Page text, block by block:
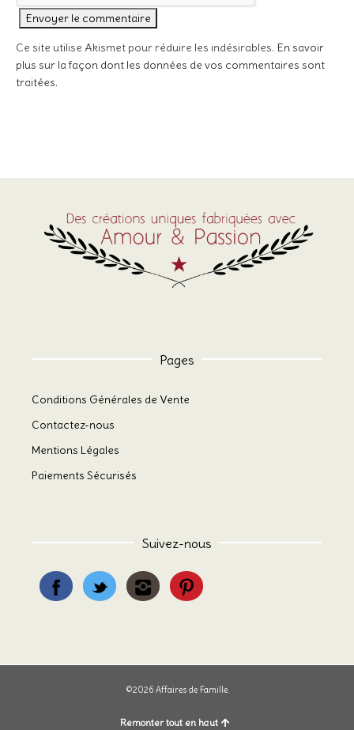
Ce site utilise Akismet pour réduire les indésirables. En savoir
plus sur la façon dont les données de vos commentaires sont
traitées.
Pages
Conditions Générales de Vente
Contactez-nous
Mentions Légales
Paiements Sécurisés
Suivez-nous
©2026 Affaires de Famille.
Remonter tout en haut